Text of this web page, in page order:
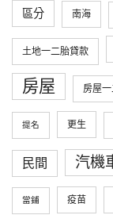
區分 南海
土地一二胎貸款
房屋 房屋
提名 更生
民間 汽機
當鋪 疫苗